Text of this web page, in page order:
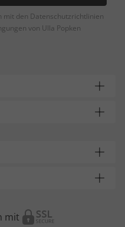
den Datenschutzrichtlinien
von Ulla Popken
mit